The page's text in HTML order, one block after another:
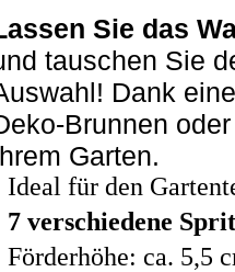
Sie das
tauschen Sie
Dank
Brunnen
Garten.
Ideal für den
7 verschiedene
Förderhöhe: ca. 5,5